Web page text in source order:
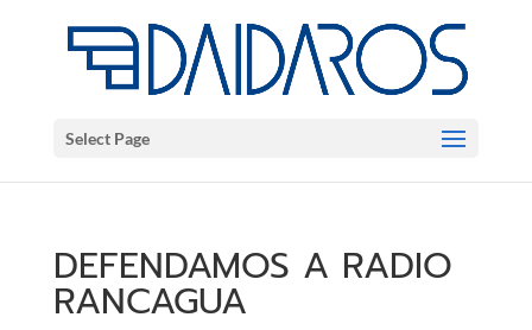
Select Page
DEFENDAMOS A RADIO
RANCAGUA